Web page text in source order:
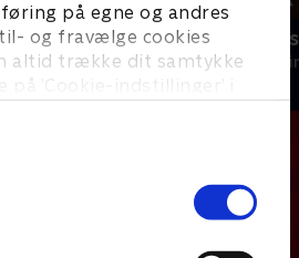
på egne og andres
og fravælge cookies
altid trække dit samtykke
på ’Cookie-indstillinger’ i
Farligt
Krimi &